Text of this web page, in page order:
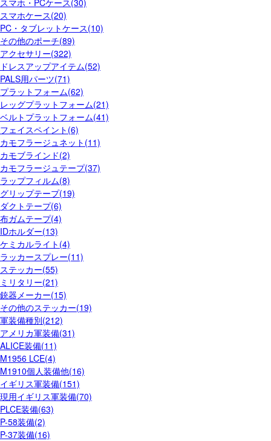
スマホ・PCケース(30)
スマホケース(20)
PC・タブレットケース(10)
その他のポーチ(89)
アクセサリー(322)
ドレスアップアイテム(52)
PALS用パーツ(71)
プラットフォーム(62)
レッグプラットフォーム(21)
ベルトプラットフォーム(41)
フェイスペイント(6)
カモフラージュネット(11)
カモブラインド(2)
カモフラージュテープ(37)
ラップフィルム(8)
グリップテープ(19)
ダクトテープ(6)
布ガムテープ(4)
IDホルダー(13)
ケミカルライト(4)
ラッカースプレー(11)
ステッカー(55)
ミリタリー(21)
銃器メーカー(15)
その他のステッカー(19)
軍装備種別(212)
アメリカ軍装備(31)
ALICE装備(11)
M1956 LCE(4)
M1910個人装備他(16)
イギリス軍装備(151)
現用イギリス軍装備(70)
PLCE装備(63)
P-58装備(2)
P-37装備(16)